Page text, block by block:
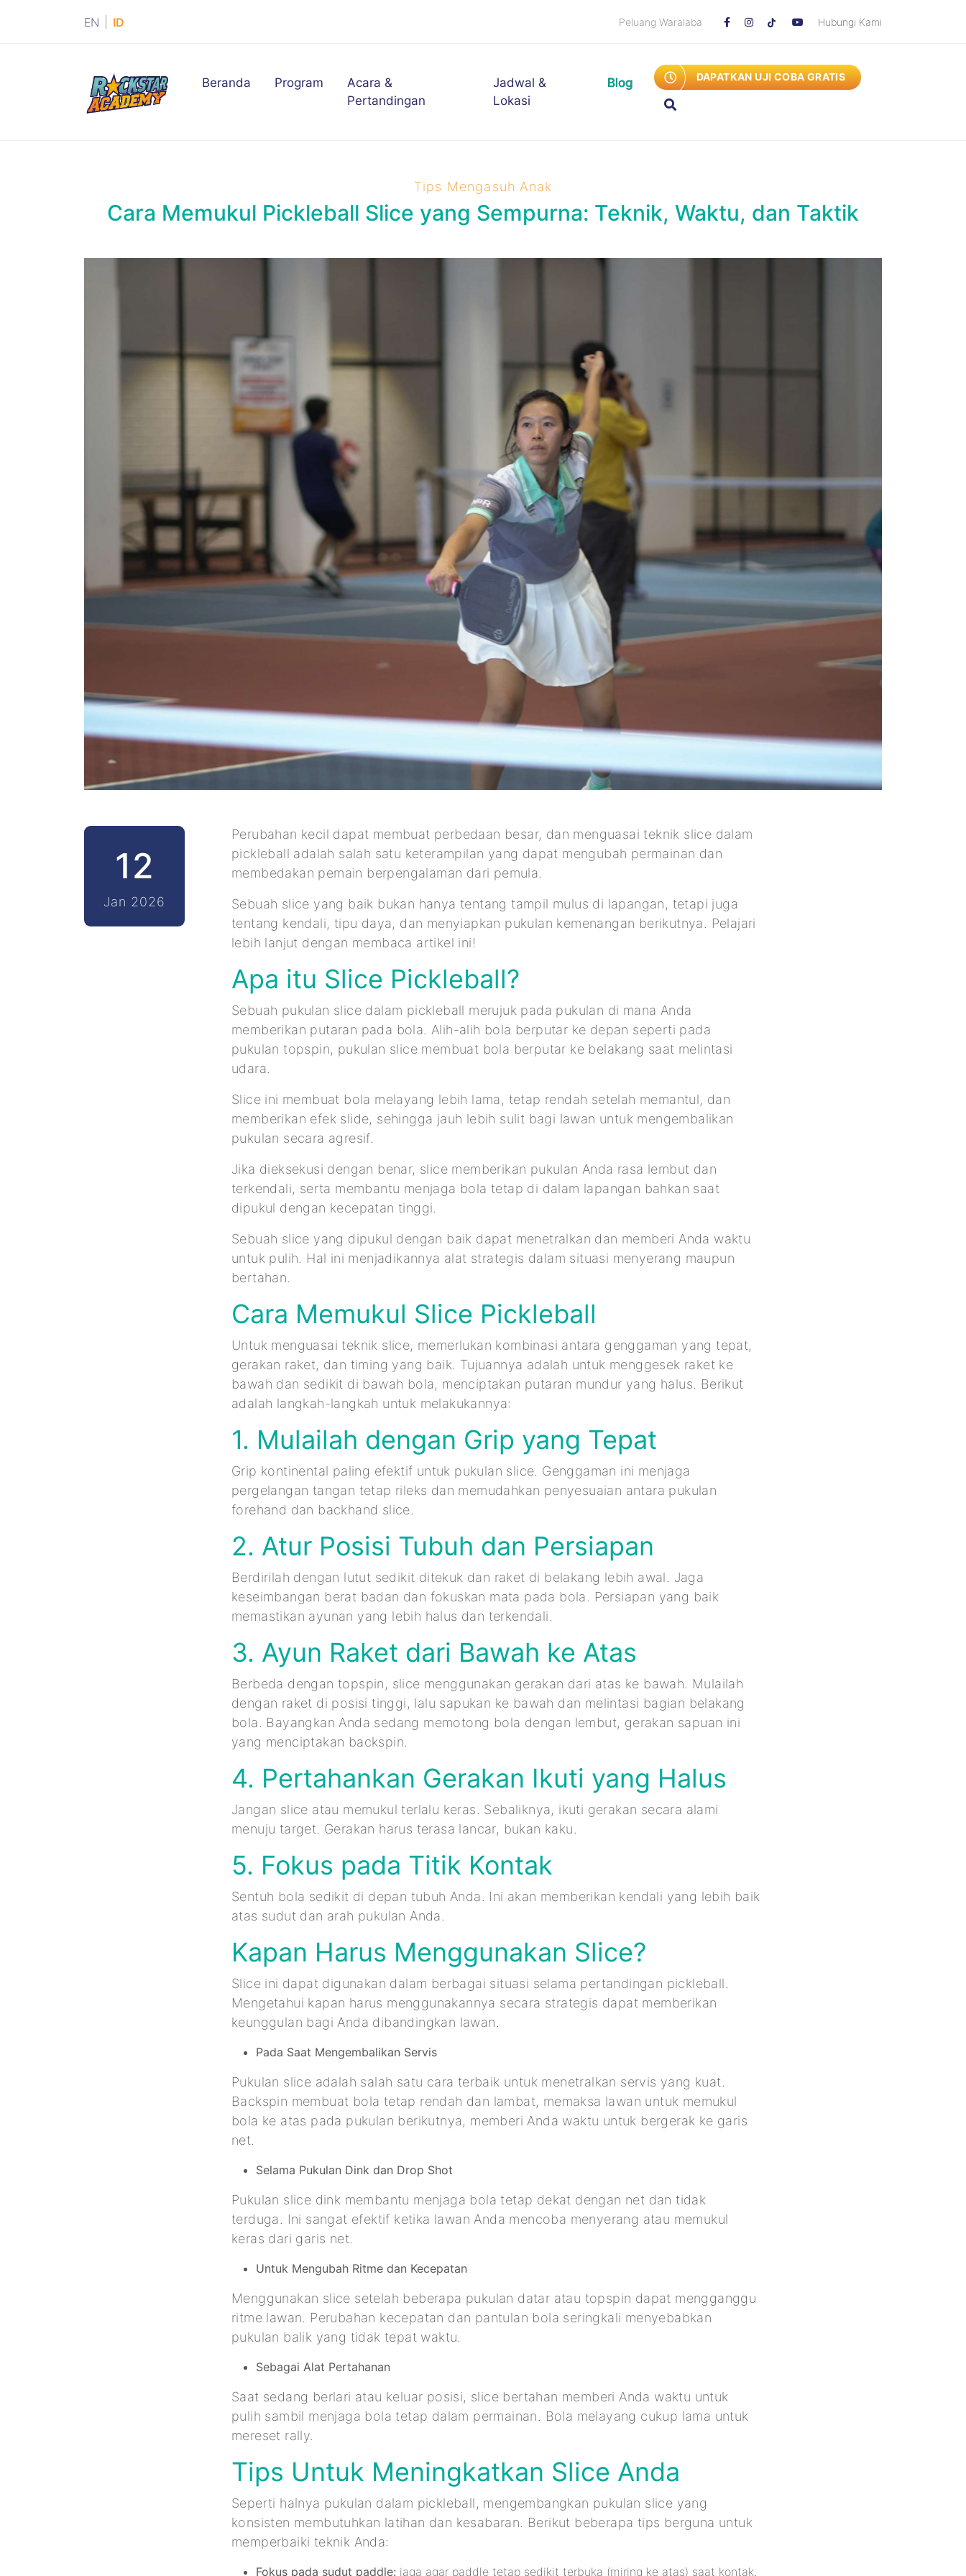
EN ID Peluang Waralaba Hubungi Kami
Beranda (current)
Program
Acara &
Pertandingan
Jadwal &
Lokasi
Blog DAPATKAN UJI COBA GRATIS
Tips Mengasuh Anak
Cara Memukul Pickleball Slice yang Sempurna: Teknik, Waktu, dan Taktik
12
Jan 2026
Perubahan kecil dapat membuat perbedaan besar, dan menguasai teknik slice dalam
pickleball adalah salah satu keterampilan yang dapat mengubah permainan dan
membedakan pemain berpengalaman dari pemula.
Sebuah slice yang baik bukan hanya tentang tampil mulus di lapangan, tetapi juga
tentang kendali, tipu daya, dan menyiapkan pukulan kemenangan berikutnya. Pelajari
lebih lanjut dengan membaca artikel ini!
Apa itu Slice Pickleball?
Sebuah pukulan slice dalam pickleball merujuk pada pukulan di mana Anda
memberikan putaran pada bola. Alih-alih bola berputar ke depan seperti pada
pukulan topspin, pukulan slice membuat bola berputar ke belakang saat melintasi
udara.
Slice ini membuat bola melayang lebih lama, tetap rendah setelah memantul, dan
memberikan efek slide, sehingga jauh lebih sulit bagi lawan untuk mengembalikan
pukulan secara agresif.
Jika dieksekusi dengan benar, slice memberikan pukulan Anda rasa lembut dan
terkendali, serta membantu menjaga bola tetap di dalam lapangan bahkan saat
dipukul dengan kecepatan tinggi.
Sebuah slice yang dipukul dengan baik dapat menetralkan dan memberi Anda waktu
untuk pulih. Hal ini menjadikannya alat strategis dalam situasi menyerang maupun
bertahan.
Cara Memukul Slice Pickleball
Untuk menguasai teknik slice, memerlukan kombinasi antara genggaman yang tepat,
gerakan raket, dan timing yang baik. Tujuannya adalah untuk menggesek raket ke
bawah dan sedikit di bawah bola, menciptakan putaran mundur yang halus. Berikut
adalah langkah-langkah untuk melakukannya:
1. Mulailah dengan Grip yang Tepat
Grip kontinental paling efektif untuk pukulan slice. Genggaman ini menjaga
pergelangan tangan tetap rileks dan memudahkan penyesuaian antara pukulan
forehand dan backhand slice.
2. Atur Posisi Tubuh dan Persiapan
Berdirilah dengan lutut sedikit ditekuk dan raket di belakang lebih awal. Jaga
keseimbangan berat badan dan fokuskan mata pada bola. Persiapan yang baik
memastikan ayunan yang lebih halus dan terkendali.
3. Ayun Raket dari Bawah ke Atas
Berbeda dengan topspin, slice menggunakan gerakan dari atas ke bawah. Mulailah
dengan raket di posisi tinggi, lalu sapukan ke bawah dan melintasi bagian belakang
bola. Bayangkan Anda sedang memotong bola dengan lembut, gerakan sapuan ini
yang menciptakan backspin.
4. Pertahankan Gerakan Ikuti yang Halus
Jangan slice atau memukul terlalu keras. Sebaliknya, ikuti gerakan secara alami
menuju target. Gerakan harus terasa lancar, bukan kaku.
5. Fokus pada Titik Kontak
Sentuh bola sedikit di depan tubuh Anda. Ini akan memberikan kendali yang lebih baik
atas sudut dan arah pukulan Anda.
Kapan Harus Menggunakan Slice?
Slice ini dapat digunakan dalam berbagai situasi selama pertandingan pickleball.
Mengetahui kapan harus menggunakannya secara strategis dapat memberikan
keunggulan bagi Anda dibandingkan lawan.
Pada Saat Mengembalikan Servis
Pukulan slice adalah salah satu cara terbaik untuk menetralkan servis yang kuat.
Backspin membuat bola tetap rendah dan lambat, memaksa lawan untuk memukul
bola ke atas pada pukulan berikutnya, memberi Anda waktu untuk bergerak ke garis
net.
Selama Pukulan Dink dan Drop Shot
Pukulan slice dink membantu menjaga bola tetap dekat dengan net dan tidak
terduga. Ini sangat efektif ketika lawan Anda mencoba menyerang atau memukul
keras dari garis net.
Untuk Mengubah Ritme dan Kecepatan
Menggunakan slice setelah beberapa pukulan datar atau topspin dapat mengganggu
ritme lawan. Perubahan kecepatan dan pantulan bola seringkali menyebabkan
pukulan balik yang tidak tepat waktu.
Sebagai Alat Pertahanan
Saat sedang berlari atau keluar posisi, slice bertahan memberi Anda waktu untuk
pulih sambil menjaga bola tetap dalam permainan. Bola melayang cukup lama untuk
mereset rally.
Tips Untuk Meningkatkan Slice Anda
Seperti halnya pukulan dalam pickleball, mengembangkan pukulan slice yang
konsisten membutuhkan latihan dan kesabaran. Berikut beberapa tips berguna untuk
memperbaiki teknik Anda:
Fokus pada sudut paddle: jaga agar paddle tetap sedikit terbuka (miring ke atas) saat kontak.